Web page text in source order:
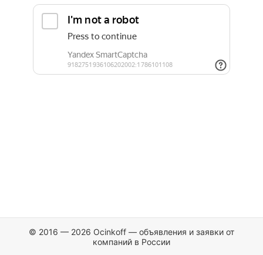
© 2016 — 2026 Ocinkoff — объявления и заявки от
компаний в России